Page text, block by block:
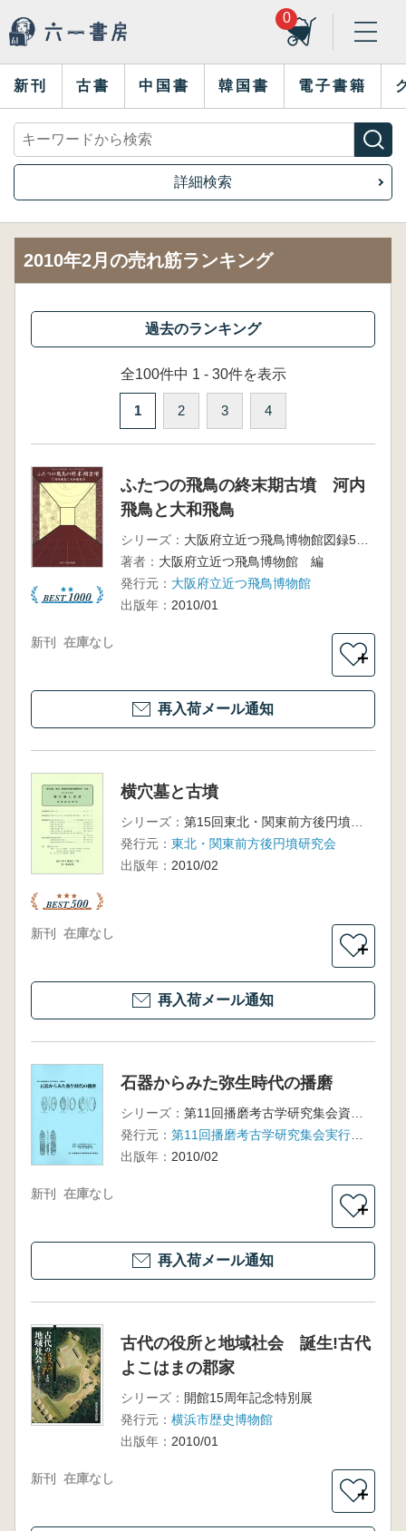
0
新刊 古書 中国書 韓国書 電子書籍
詳細検索
2010年2月の売れ筋ランキング
全100件中 1 - 30件を表示
1 2 3 4
ふたつの飛鳥の終末期古墳 河内
飛鳥と大和飛鳥
シリーズ：
大阪府立近つ飛鳥博物館図録50 平成21年度冬季企画展
著者： 大阪府立近つ飛鳥博物館 編
発行元： 大阪府立近つ飛鳥博物館
出版年： 2010/01
新刊 在庫なし
＋
再入荷メール通知
横穴墓と古墳
シリーズ：
第15回東北・関東前方後円墳研究会大会
発行元： 東北・関東前方後円墳研究会
出版年： 2010/02
新刊 在庫なし
＋
再入荷メール通知
石器からみた弥生時代の播磨
シリーズ：
発行元：
第11回播磨考古学研究集会実行委員会
出版年： 2010/02
新刊 在庫なし
＋
再入荷メール通知
古代の役所と地域社会 誕生!古代
よこはまの郡家
シリーズ： 開館15周年記念特別展
発行元： 横浜市歴史博物館
出版年： 2010/01
新刊 在庫なし
＋